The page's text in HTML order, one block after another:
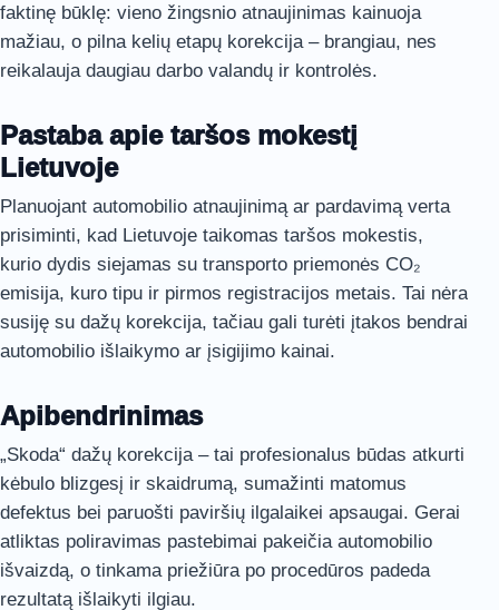
faktinę būklę: vieno žingsnio atnaujinimas kainuoja
mažiau, o pilna kelių etapų korekcija – brangiau, nes
reikalauja daugiau darbo valandų ir kontrolės.
Pastaba apie taršos mokestį
Lietuvoje
Planuojant automobilio atnaujinimą ar pardavimą verta
prisiminti, kad Lietuvoje taikomas taršos mokestis,
kurio dydis siejamas su transporto priemonės CO₂
emisija, kuro tipu ir pirmos registracijos metais. Tai nėra
susiję su dažų korekcija, tačiau gali turėti įtakos bendrai
automobilio išlaikymo ar įsigijimo kainai.
Apibendrinimas
„Skoda“ dažų korekcija – tai profesionalus būdas atkurti
kėbulo blizgesį ir skaidrumą, sumažinti matomus
defektus bei paruošti paviršių ilgalaikei apsaugai. Gerai
atliktas poliravimas pastebimai pakeičia automobilio
išvaizdą, o tinkama priežiūra po procedūros padeda
rezultatą išlaikyti ilgiau.